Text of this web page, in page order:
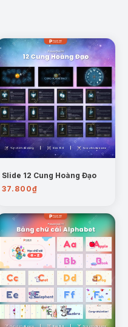
Slide 12 Cung Hoàng Đạo
37.800₫